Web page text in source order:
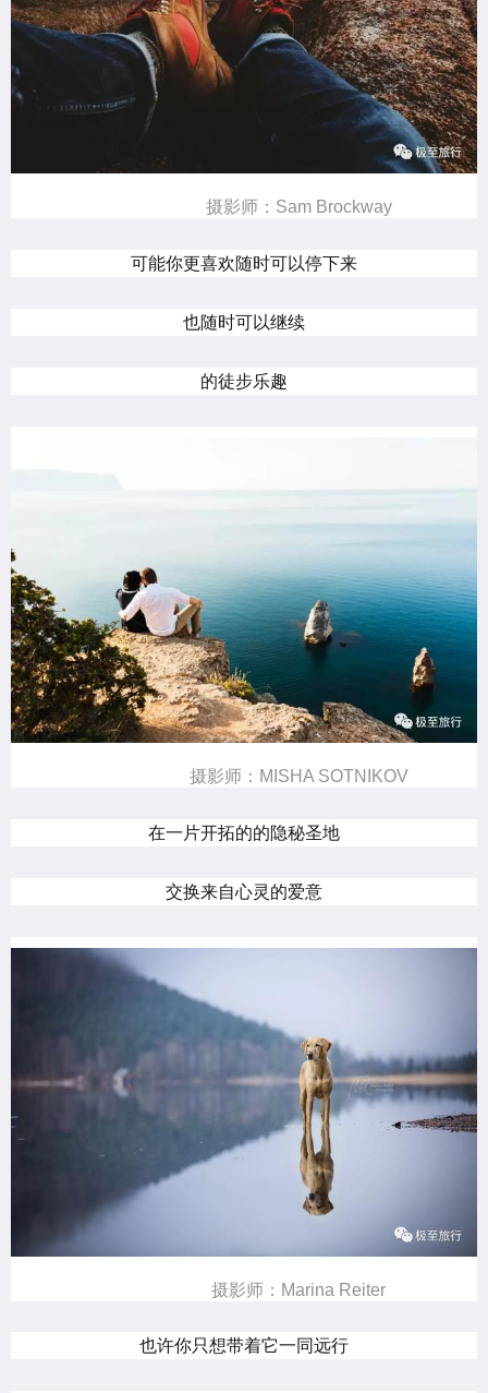
摄影师：Sam Brockway
可能你更喜欢随时可以停下来
也随时可以继续
的徒步乐趣
摄影师：MISHA SOTNIKOV
在一片开拓的的隐秘圣地
交换来自心灵的爱意
摄影师：Marina Reiter
也许你只想带着它一同远行